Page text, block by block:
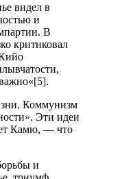
видел в
и
В
критиковал
Коммунизм
Эти идеи
Камю, — что
и